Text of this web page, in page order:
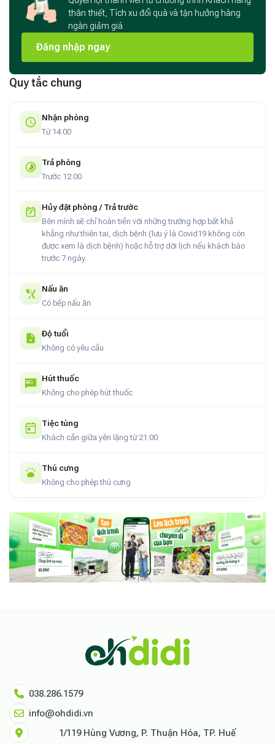
thân thiết, Tích xu đổi quà và tận hưởng hàng
ngàn giảm giá
Đăng nhập ngay
Quy tắc chung
Nhận phòng
Từ 14:00
Trả phòng
Trước 12:00
Hủy đặt phòng / Trả trước
Bên mình sẽ chỉ hoàn tiền với những trường hợp bất khả
khắng như thiên tai, dịch bệnh (lưu ý là Covid19 không còn
được xem là dịch bệnh) hoặc hỗ trợ dời lịch nếu khách báo
trước 7 ngày.
Nấu ăn
Có bếp nấu ăn
Độ tuổi
Không có yêu cầu
Hút thuốc
Không cho phép hút thuốc
Tiệc tùng
Khách cần giữa yên lặng từ 21:00
Thú cưng
Không cho phép thú cưng
038.286.1579
info@ohdidi.vn
1/119 Hùng Vương, P. Thuận Hóa, TP. Huế